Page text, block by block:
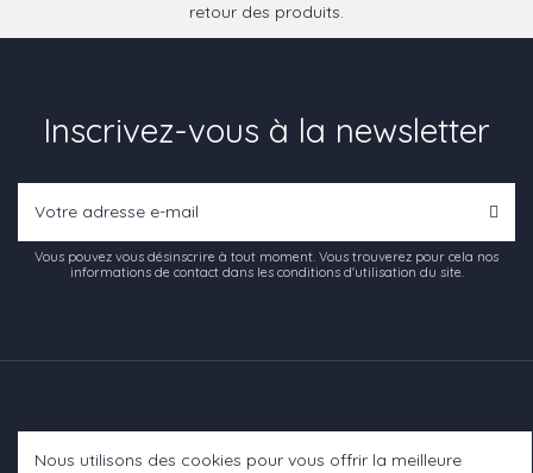
retour des produits.
Inscrivez-vous à la newsletter
Vous pouvez vous désinscrire à tout moment. Vous trouverez pour cela nos
informations de contact dans les conditions d'utilisation du site.
Informations
Nous utilisons des cookies pour vous offrir la meilleure